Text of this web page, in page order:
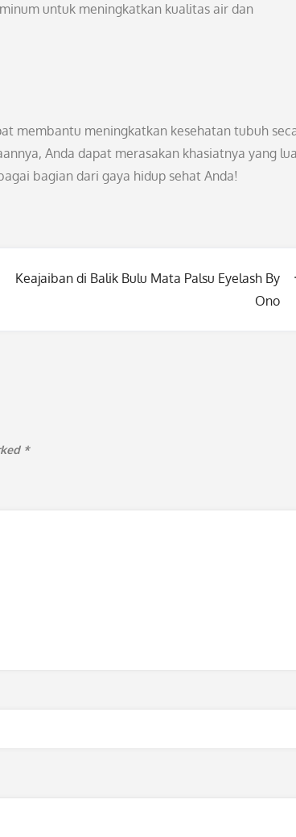
untuk meningkatkan kualitas air dan
membantu meningkatkan kesehatan tubuh
Anda dapat merasakan khasiatnya yang
bagian dari gaya hidup sehat Anda!
Keajaiban di Balik Bulu Mata Palsu Eyelash By
Ono
*